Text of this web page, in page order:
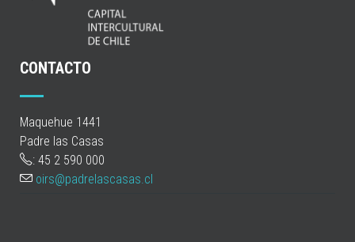
CONTACTO
Maquehue 1441
Padre las Casas
: 45 2 590 000
oirs@padrelascasas.cl